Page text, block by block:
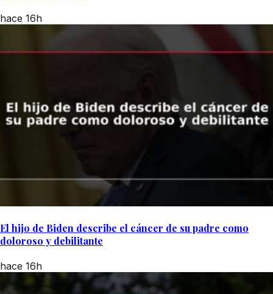
hace 16h
El hijo de Biden describe el cáncer de su padre como
doloroso y debilitante
hace 16h